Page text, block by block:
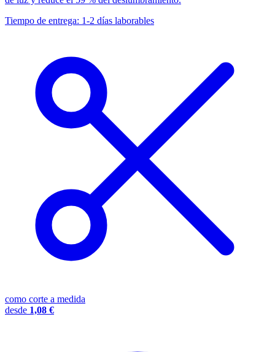
Tiempo de entrega: 1-2 días laborables
como corte a medida
desde 1,08 €